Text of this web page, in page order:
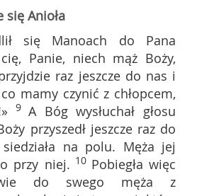
się Anioła
się Manoach do Pana
Panie, niech mąż Boży,
raz jeszcze do nas i
mamy czynić z chłopcem,
9 A Bóg wysłuchał głosu
przyszedł jeszcze raz do
na polu. Męża jej
przy niej. 10 Pobiegła więc
do swego męża z